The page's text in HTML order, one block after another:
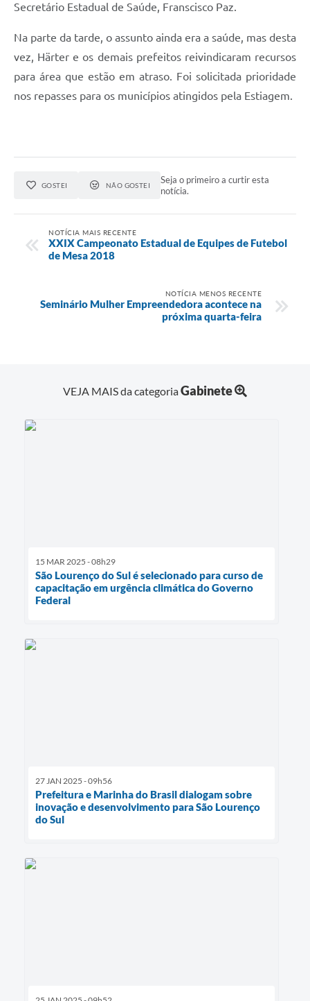
Secretário Estadual de Saúde, Franscisco Paz.
Na parte da tarde, o assunto ainda era a saúde, mas desta
vez, Härter e os demais prefeitos reivindicaram recursos
para área que estão em atraso. Foi solicitada prioridade
nos repasses para os municípios atingidos pela Estiagem.
GOSTEI NÃO GOSTEI
Seja o primeiro a curtir esta
notícia.
NOTÍCIA MAIS RECENTE
XXIX Campeonato Estadual de Equipes de Futebol
de Mesa 2018
NOTÍCIA MENOS RECENTE
Seminário Mulher Empreendedora acontece na
próxima quarta-feira
VEJA MAIS da categoriaGabinete
15 MAR 2025 - 08h29
São Lourenço do Sul é selecionado para curso de
capacitação em urgência climática do Governo
Federal
27 JAN 2025 - 09h56
Prefeitura e Marinha do Brasil dialogam sobre
inovação e desenvolvimento para São Lourenço
do Sul